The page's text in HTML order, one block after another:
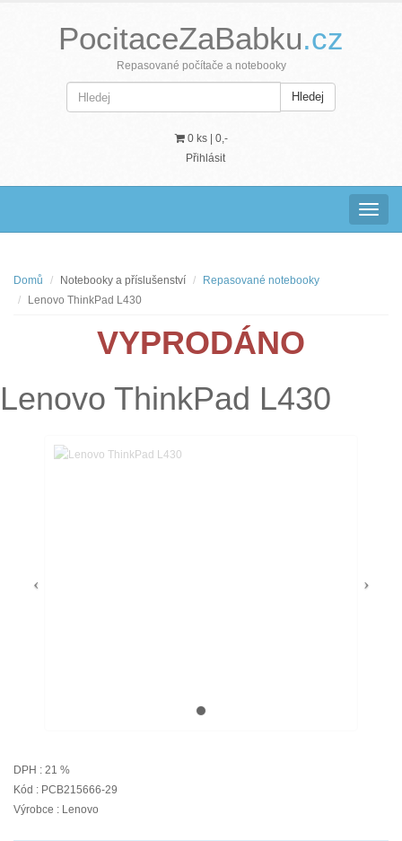
PocitaceZaBabku.cz
Repasované počítače a notebooky
Hledej
0 ks | 0,-
Přihlásit
Domů Notebooky a příslušenství
Repasované notebooky
Lenovo ThinkPad L430
VYPRODÁNO
Lenovo ThinkPad L430
DPH : 21 %
Kód : PCB215666-29
Výrobce : Lenovo